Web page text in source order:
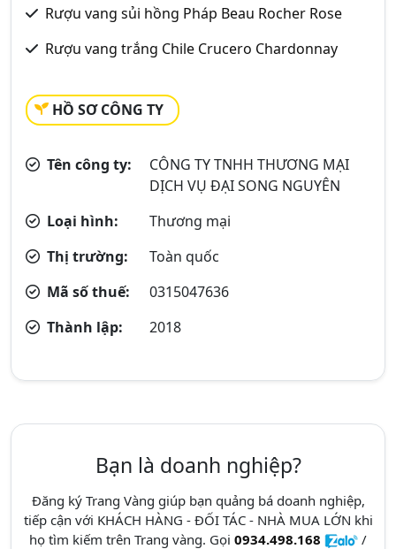
Rượu vang sủi hồng Pháp Beau Rocher Rose
Rượu vang trắng Chile Crucero Chardonnay
HỒ SƠ CÔNG TY
Tên công ty:
CÔNG TY TNHH THƯƠNG MẠI
DỊCH VỤ ĐẠI SONG NGUYÊN
Loại hình:
Thương mại
Thị trường:
Toàn quốc
Mã số thuế:
0315047636
Thành lập:
2018
Bạn là doanh nghiệp?
Đăng ký Trang Vàng giúp bạn quảng bá doanh nghiệp,
tiếp cận với KHÁCH HÀNG - ĐỐI TÁC - NHÀ MUA LỚN khi
họ tìm kiếm trên Trang vàng. Gọi 0934.498.168
/